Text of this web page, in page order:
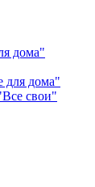
дома"
для дома"
свои"